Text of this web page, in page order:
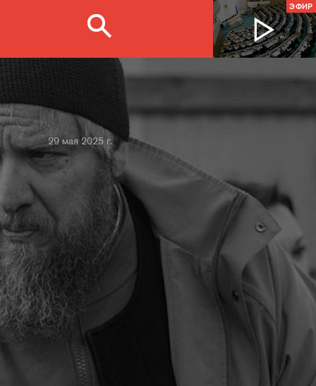
ЭФИР
29 мая 2025 г.